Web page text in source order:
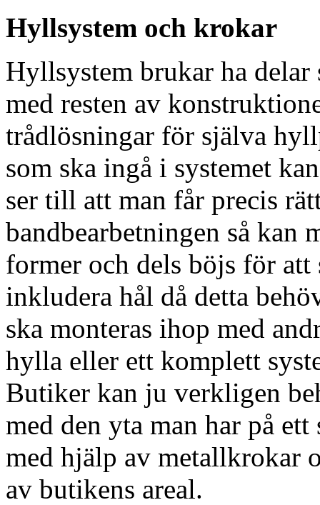
Hyllsystem och krokar
Hyllsystem brukar ha
med resten av
trådlösningar för själva
som ska ingå i systemet
ser till att man får precis
bandbearbetningen så kan
former och dels böjs för
inkludera hål då detta
ska monteras ihop med
hylla eller ett komplett
Butiker kan ju verkligen
med den yta man har på
med hjälp av metallkrokar
av butikens areal.